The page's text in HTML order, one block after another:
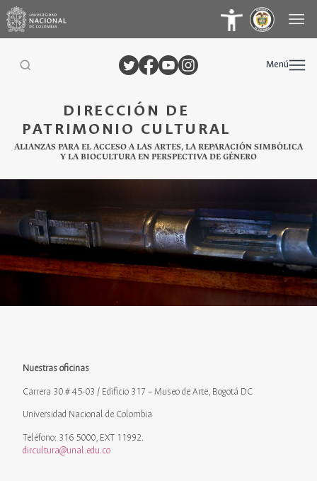
DIRECCIÓN DE
PATRIMONIO CULTURAL
ALIANZAS PARA EL ACCESO A LAS ARTES, LA REPARACIÓN SIMBÓLICA
Y LA BIOCULTURA EN PERSPECTIVA DE GÉNERO
Menú
Nuestras oficinas
Carrera 30 # 45-03 / Edificio 317 – Museo de Arte, Bogotá DC
Universidad Nacional de Colombia
Teléfono: 316 5000, EXT 11992.
dircultura@unal.edu.co